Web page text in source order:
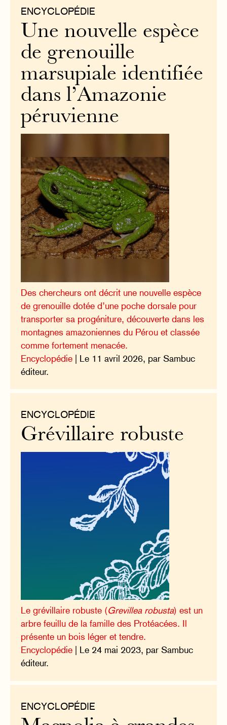
ENCYCLOPÉDIE
Une nouvelle espèce
de grenouille
marsupiale identifiée
dans l’Amazonie
péruvienne
Des chercheurs ont décrit une nouvelle espèce
de grenouille dotée d’une poche dorsale pour
transporter sa progéniture, découverte dans les
montagnes amazoniennes du Pérou et classée
comme fortement menacée.
Encyclopédie | Le 11 avril 2026, par Sambuc
éditeur.
ENCYCLOPÉDIE
Grévillaire robuste
Le grévillaire robuste (Grevillea robusta) est un
arbre feuillu de la famille des Protéacées. Il
présente un bois léger et tendre.
Encyclopédie | Le 24 mai 2023, par Sambuc
éditeur.
ENCYCLOPÉDIE